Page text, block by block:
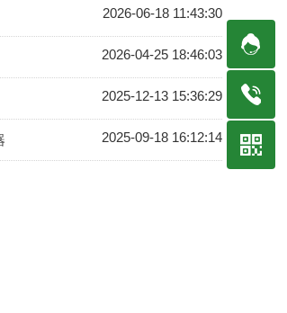
2026-06-18 11:43:30
2026-04-25 18:46:03
2025-12-13 15:36:29
2025-09-18 16:12:14